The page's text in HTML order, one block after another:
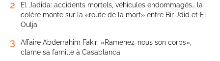
2
El Jadida: accidents mortels, véhicules endommagés… la
colère monte sur la «route de la mort» entre Bir Jdid et El
Oulja
3
Affaire Abderrahim Fakir: «Ramenez-nous son corps»,
clame sa famille à Casablanca